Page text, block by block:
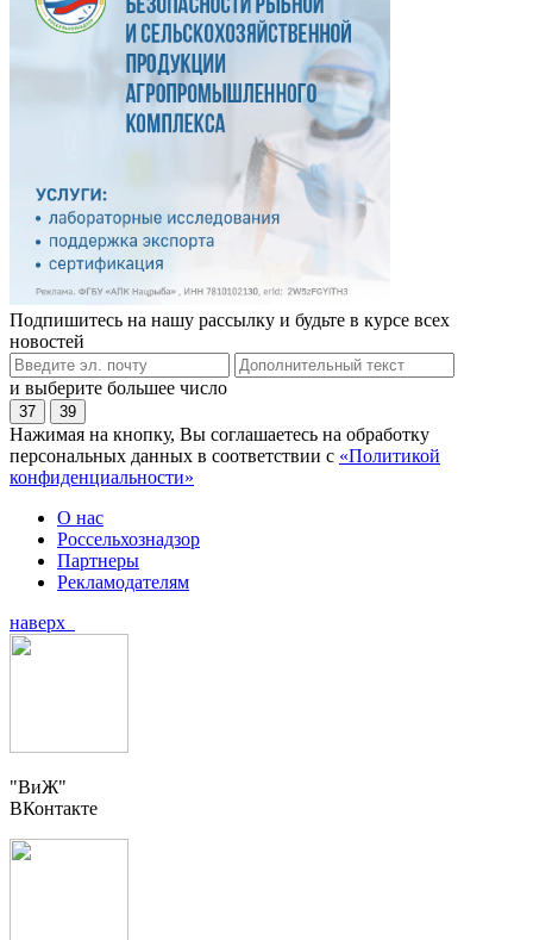
Подпишитесь на нашу рассылку и будьте в курсе всех
новостей
и выберите большее число
37 39
Нажимая на кнопку, Вы соглашаетесь на обработку
персональных данных в соответствии с «Политикой
конфиденциальности»
О нас
Россельхознадзор
Партнеры
Рекламодателям
наверх
"ВиЖ"
ВКонтакте